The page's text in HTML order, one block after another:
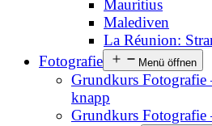
Mauritius
Malediven
La Réunion:
Fotografie
Menü öffnen
Grundkurs Fotografie
knapp
Grundkurs Fotografie